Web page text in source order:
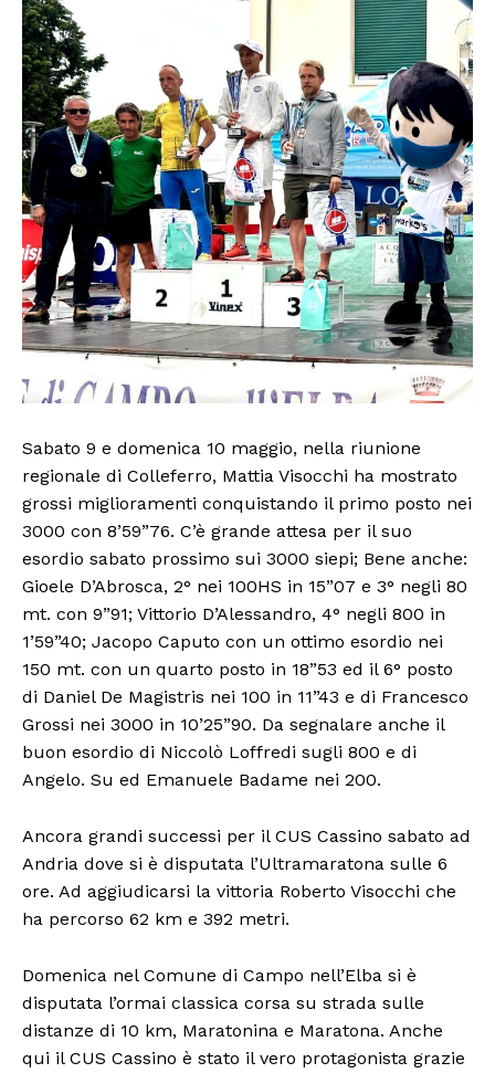
Sabato 9 e domenica 10 maggio, nella riunione
regionale di Colleferro, Mattia Visocchi ha mostrato
grossi miglioramenti conquistando il primo posto nei
3000 con 8’59”76. C’è grande attesa per il suo
esordio sabato prossimo sui 3000 siepi; Bene anche:
Gioele D’Abrosca, 2° nei 100HS in 15”07 e 3° negli 80
mt. con 9”91; Vittorio D’Alessandro, 4° negli 800 in
1’59”40; Jacopo Caputo con un ottimo esordio nei
150 mt. con un quarto posto in 18”53 ed il 6° posto
di Daniel De Magistris nei 100 in 11”43 e di Francesco
Grossi nei 3000 in 10’25”90. Da segnalare anche il
buon esordio di Niccolò Loffredi sugli 800 e di
Angelo. Su ed Emanuele Badame nei 200.
Ancora grandi successi per il CUS Cassino sabato ad
Andria dove si è disputata l’Ultramaratona sulle 6
ore. Ad aggiudicarsi la vittoria Roberto Visocchi che
ha percorso 62 km e 392 metri.
Domenica nel Comune di Campo nell’Elba si è
disputata l’ormai classica corsa su strada sulle
distanze di 10 km, Maratonina e Maratona. Anche
qui il CUS Cassino è stato il vero protagonista grazie